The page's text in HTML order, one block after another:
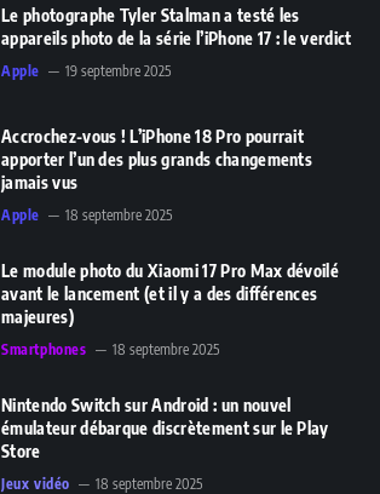
Le photographe Tyler Stalman a testé les
appareils photo de la série l’iPhone 17 : le verdict
Apple 19 septembre 2025
Accrochez-vous ! L’iPhone 18 Pro pourrait
apporter l’un des plus grands changements
jamais vus
Apple 18 septembre 2025
Le module photo du Xiaomi 17 Pro Max dévoilé
avant le lancement (et il y a des différences
majeures)
Smartphones 18 septembre 2025
Nintendo Switch sur Android : un nouvel
émulateur débarque discrètement sur le Play
Store
Jeux vidéo 18 septembre 2025